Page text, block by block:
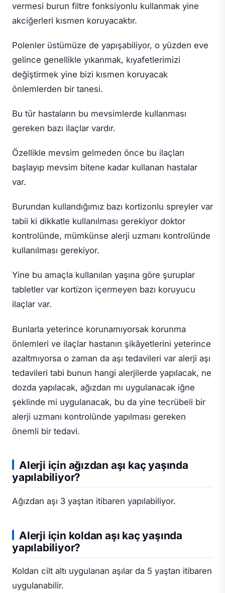
vermesi burun filtre fonksiyonlu kullanmak yine
akciğerleri kısmen koruyacaktır.
Polenler üstümüze de yapışabiliyor, o yüzden eve
gelince genellikle yıkanmak, kıyafetlerimizi
değiştirmek yine bizi kısmen koruyacak
önlemlerden bir tanesi.
Bu tür hastaların bu mevsimlerde kullanması
gereken bazı ilaçlar vardır.
Özellikle mevsim gelmeden önce bu ilaçları
başlayıp mevsim bitene kadar kullanan hastalar
var.
Burundan kullandığımız bazı kortizonlu spreyler var
tabii ki dikkatle kullanılması gerekiyor doktor
kontrolünde, mümkünse alerji uzmanı kontrolünde
kullanılması gerekiyor.
Yine bu amaçla kullanılan yaşına göre şuruplar
tabletler var kortizon içermeyen bazı koruyucu
ilaçlar var.
Bunlarla yeterince korunamıyorsak korunma
önlemleri ve ilaçlar hastanın şikâyetlerini yeterince
azaltmıyorsa o zaman da aşı tedavileri var alerji aşı
tedavileri tabi bunun hangi alerjilerde yapılacak, ne
dozda yapılacak, ağızdan mı uygulanacak iğne
şeklinde mi uygulanacak, bu da yine tecrübeli bir
alerji uzmanı kontrolünde yapılması gereken
önemli bir tedavi.
Alerji için ağızdan aşı kaç yaşında
yapılabiliyor?
Ağızdan aşı 3 yaştan itibaren yapılabiliyor.
Alerji için koldan aşı kaç yaşında
yapılabiliyor?
Koldan cilt altı uygulanan aşılar da 5 yaştan itibaren
uygulanabilir.